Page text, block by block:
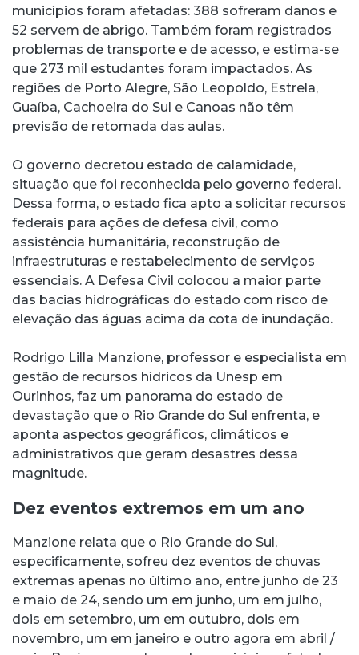
municípios foram afetadas: 388 sofreram danos e
52 servem de abrigo. Também foram registrados
problemas de transporte e de acesso, e estima-se
que 273 mil estudantes foram impactados. As
regiões de Porto Alegre, São Leopoldo, Estrela,
Guaíba, Cachoeira do Sul e Canoas não têm
previsão de retomada das aulas.
O governo decretou estado de calamidade,
situação que foi reconhecida pelo governo federal.
Dessa forma, o estado fica apto a solicitar recursos
federais para ações de defesa civil, como
assistência humanitária, reconstrução de
infraestruturas e restabelecimento de serviços
essenciais. A Defesa Civil colocou a maior parte
das bacias hidrográficas do estado com risco de
elevação das águas acima da cota de inundação.
Rodrigo Lilla Manzione, professor e especialista em
gestão de recursos hídricos da Unesp em
Ourinhos, faz um panorama do estado de
devastação que o Rio Grande do Sul enfrenta, e
aponta aspectos geográficos, climáticos e
administrativos que geram desastres dessa
magnitude.
Dez eventos extremos em um ano
Manzione relata que o Rio Grande do Sul,
especificamente, sofreu dez eventos de chuvas
extremas apenas no último ano, entre junho de 23
e maio de 24, sendo um em junho, um em julho,
dois em setembro, um em outubro, dois em
novembro, um em janeiro e outro agora em abril /